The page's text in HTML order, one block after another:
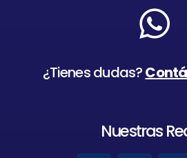
¿Tienes dudas?
Nuestras